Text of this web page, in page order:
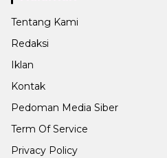
Tentang Kami
Redaksi
Iklan
Kontak
Pedoman Media Siber
Term Of Service
Privacy Policy